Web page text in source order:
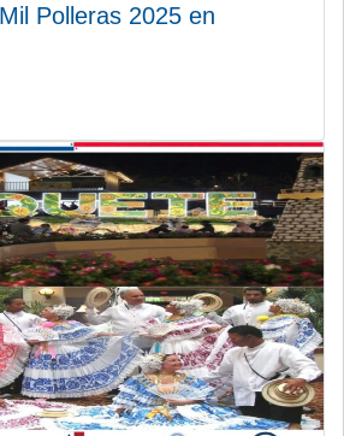
Polleras 2025 en